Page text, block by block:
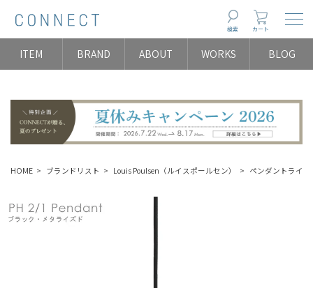
検索 カート
ITEM BRAND ABOUT WORKS BLOG
HOME ブランドリスト Louis Poulsen（ルイスポールセン） ペンダントライト